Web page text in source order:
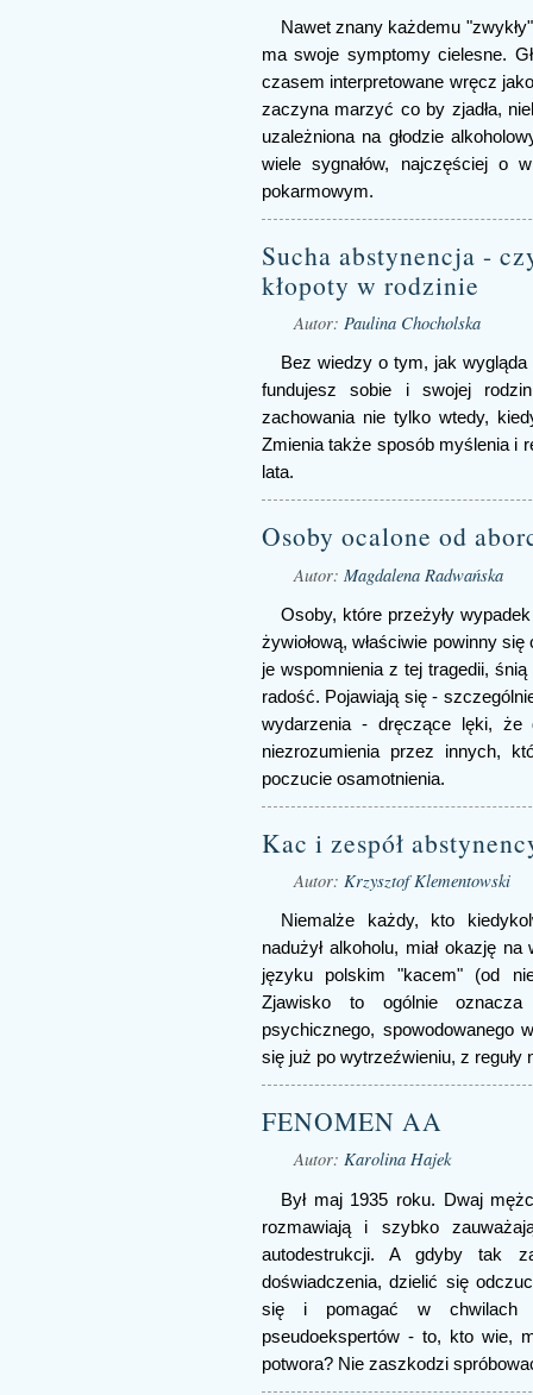
Nawet znany każdemu
ma swoje symptomy cielesne.
czasem interpretowane wręcz
zaczyna marzyć co by zjadła,
uzależniona na głodzie
wiele sygnałów, najczęściej o
pokarmowym.
Sucha abstynencja -
kłopoty w rodzinie
Autor: Paulina Chocholska
Bez wiedzy o tym, jak
fundujesz sobie i swojej
zachowania nie tylko wtedy,
Zmienia także sposób myślenia i
lata.
Osoby ocalone od
Autor: Magdalena Radwańska
Osoby, które przeżyły
żywiołową, właściwie powinny
je wspomnienia z tej tragedii,
radość. Pojawiają się -
wydarzenia - dręczące lęki, że
niezrozumienia przez innych,
poczucie osamotnienia.
Kac i zespół
Autor: Krzysztof Klementowski
Niemalże każdy, kto
nadużył alkoholu, miał okazję
języku polskim "kacem" (od
Zjawisko to ogólnie
psychicznego, spowodowanego
się już po wytrzeźwieniu, z reguły
FENOMEN AA
Autor: Karolina Hajek
Był maj 1935 roku. Dwaj
rozmawiają i szybko
autodestrukcji. A gdyby tak
doświadczenia, dzielić się
się i pomagać w chwilach
pseudoekspertów - to, kto wie,
potwora? Nie zaszkodzi